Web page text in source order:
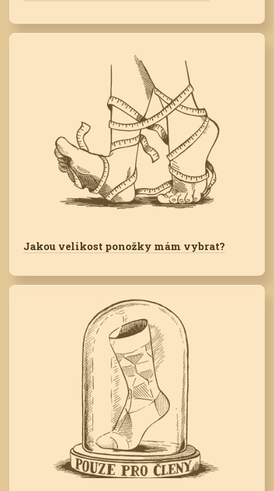
Jakou velikost ponožky mám vybrat?